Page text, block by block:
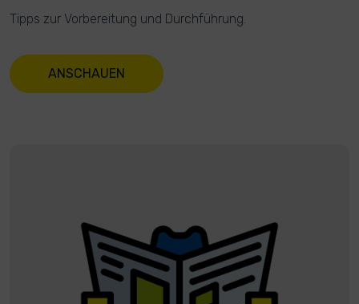
Tipps zur Vorbereitung und Durchführung.
ANSCHAUEN